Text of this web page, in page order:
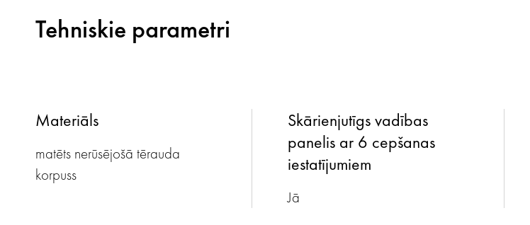
Tehniskie parametri
Materiāls
matēts nerūsējošā tērauda
korpuss
Skārienjutīgs vadības
panelis ar 6 cepšanas
iestatījumiem
Jā